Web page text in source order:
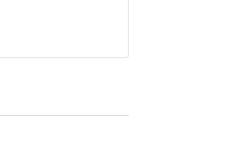
Rome rond
christen te zijn *